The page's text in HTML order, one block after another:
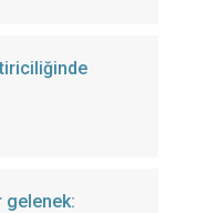
gelenek: